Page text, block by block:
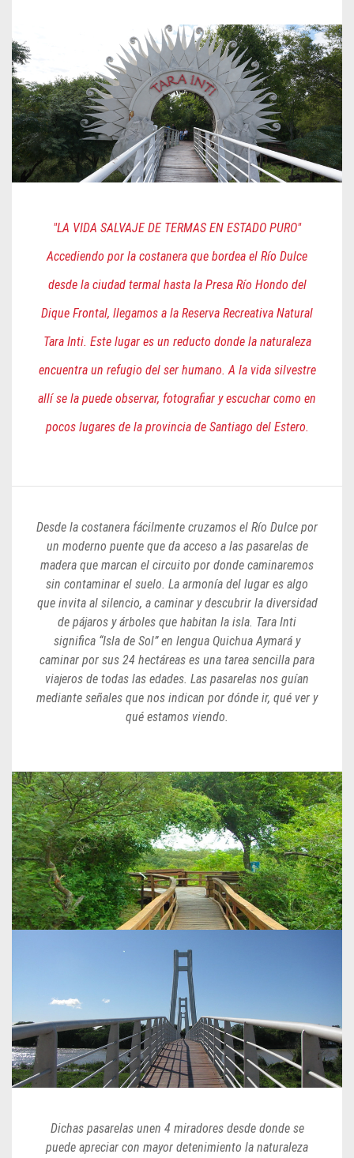
"LA VIDA SALVAJE DE TERMAS EN ESTADO PURO"
Accediendo por la costanera que bordea el Río Dulce
desde la ciudad termal hasta la Presa Río Hondo del
Dique Frontal, llegamos a la Reserva Recreativa Natural
Tara Inti. Este lugar es un reducto donde la naturaleza
encuentra un refugio del ser humano. A la vida silvestre
allí se la puede observar, fotografiar y escuchar como en
pocos lugares de la provincia de Santiago del Estero.
Desde la costanera fácilmente cruzamos el Río Dulce por
un moderno puente que da acceso a las pasarelas de
madera que marcan el circuito por donde caminaremos
sin contaminar el suelo. La armonía del lugar es algo
que invita al silencio, a caminar y descubrir la diversidad
de pájaros y árboles que habitan la isla. Tara Inti
significa “Isla de Sol” en lengua Quichua Aymará y
caminar por sus 24 hectáreas es una tarea sencilla para
viajeros de todas las edades. Las pasarelas nos guían
mediante señales que nos indican por dónde ir, qué ver y
qué estamos viendo.
Dichas pasarelas unen 4 miradores desde donde se
puede apreciar con mayor detenimiento la naturaleza